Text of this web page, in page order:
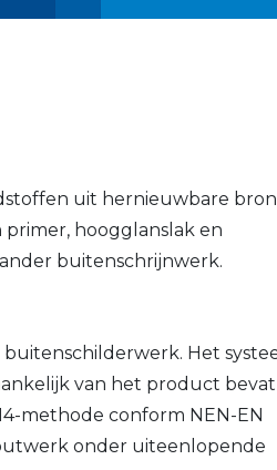
uit hernieuwbare
hoogglanslak en
buitenschrijnwerk.
Het
van het product
methode conform NEN-EN
onder uiteenlopende